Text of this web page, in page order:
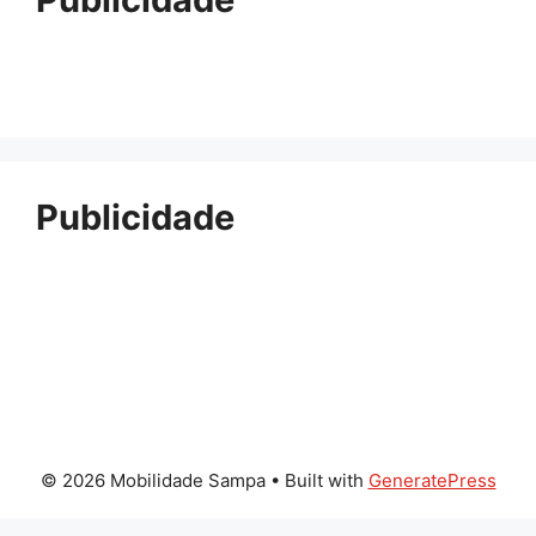
Publicidade
© 2026 Mobilidade Sampa• Built with GeneratePress